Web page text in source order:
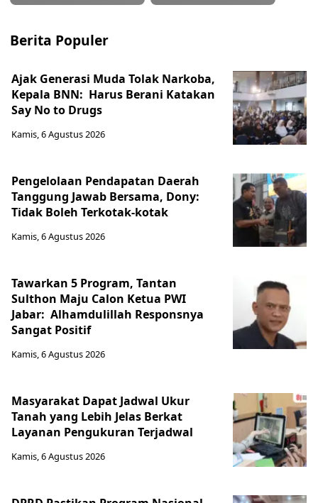
Berita Populer
Ajak Generasi Muda Tolak Narkoba,
Kepala BNN: Harus Berani Katakan
Say No to Drugs
Kamis, 6 Agustus 2026
Pengelolaan Pendapatan Daerah
Tanggung Jawab Bersama, Dony:
Tidak Boleh Terkotak-kotak
Kamis, 6 Agustus 2026
Tawarkan 5 Program, Tantan
Sulthon Maju Calon Ketua PWI
Jabar: Alhamdulillah Responsnya
Sangat Positif
Kamis, 6 Agustus 2026
Masyarakat Dapat Jadwal Ukur
Tanah yang Lebih Jelas Berkat
Layanan Pengukuran Terjadwal
Kamis, 6 Agustus 2026